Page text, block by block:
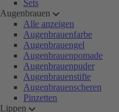
Sets
Augenbrauen
Alle anzeigen
Augenbrauenfarbe
Augenbrauengel
Augenbrauenpomade
Augenbrauenpuder
Augenbrauenstifte
Augenbrauenscheren
Pinzetten
Lippen